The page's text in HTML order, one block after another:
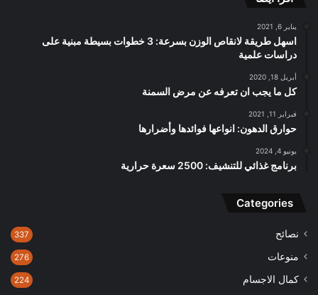
يناير 6, 2021
اسهل طريقة لانقاص الوزن بسرعة: 3 خطوات بسيطة مبنية على
دراسات علمية
أبريل 18, 2020
كل ما يجب ان تعرفه عن مرض السمنة
فبراير 11, 2021
حوارق الدهون: انواعها فوائدها وأضرارها
يونيو 4, 2024
برنامج غذائي للتنشيف: 2500 سعرة حرارية
Categories
نصائح 337
منوعات 276
كمال الاجسام 224